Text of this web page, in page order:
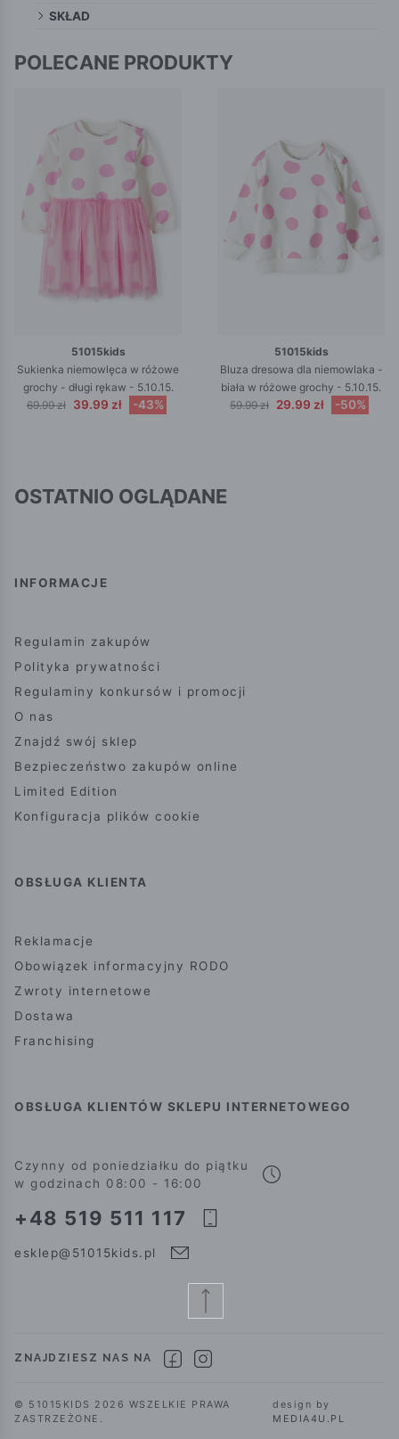
SKŁAD
POLECANE PRODUKTY
51015kids
Sukienka niemowlęca w różowe
grochy - długi rękaw - 5.10.15.
69.99 zł
39.99 zł -43%
51015kids
Bluza dresowa dla niemowlaka -
biała w różowe grochy - 5.10.15.
59.99 zł 29.99 zł -50%
OSTATNIO OGLĄDANE
INFORMACJE
Regulamin zakupów
Polityka prywatności
Regulaminy konkursów i promocji
O nas
Znajdź swój sklep
Bezpieczeństwo zakupów online
Limited Edition
Konfiguracja plików cookie
OBSŁUGA KLIENTA
Reklamacje
Obowiązek informacyjny RODO
Zwroty internetowe
Dostawa
Franchising
OBSŁUGA KLIENTÓW SKLEPU INTERNETOWEGO
Czynny od poniedziałku do piątku
w godzinach 08:00 - 16:00
+48 519 511 117
esklep@51015kids.pl
ZNAJDZIESZ NAS NA
© 51015KIDS 2026 WSZELKIE PRAWA
ZASTRZEŻONE.
design by
MEDIA4U.PL